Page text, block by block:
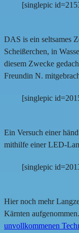
[singlepic
DAS is ein seltsames
Scheißerchen, in
diesem Zwecke
Freundin N.
[singlepic
Ein Versuch einer
mithilfe einer LED-
[singlepic
Hier noch mehr
Kärnten
unvollkommenen